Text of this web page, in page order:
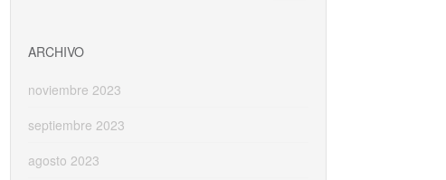
ARCHIVO
noviembre 2023
septiembre 2023
agosto 2023